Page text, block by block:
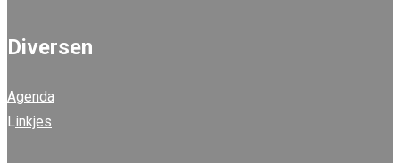
Diversen
Agenda
Linkjes